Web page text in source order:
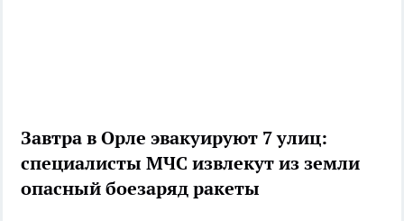
Завтра в Орле эвакуируют 7 улиц:
специалисты МЧС извлекут из земли
опасный боезаряд ракеты